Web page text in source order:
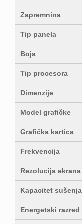
Zapremnina
Tip panela
Boja
Tip procesora
Dimenzije
Model grafičke
Grafička kartica
Frekvencija
Rezolucija ekrana
Kapacitet sušenja
Energetski razred